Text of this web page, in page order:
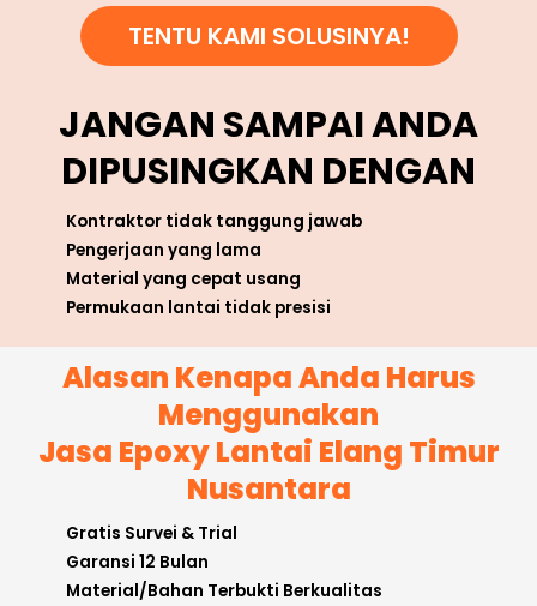
TENTU KAMI SOLUSINYA!
JANGAN SAMPAI ANDA
DIPUSINGKAN DENGAN
Kontraktor tidak tanggung jawab
Pengerjaan yang lama
Material yang cepat usang
Permukaan lantai tidak presisi
Alasan Kenapa Anda Harus
Menggunakan
Jasa Epoxy Lantai Elang Timur
Nusantara
Gratis Survei & Trial
Garansi 12 Bulan
Material/Bahan Terbukti Berkualitas